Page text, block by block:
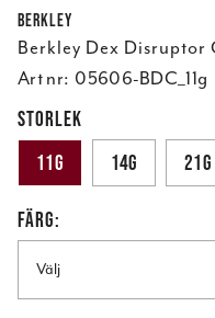
Berkley
Berkley Dex Disruptor
Art nr: 05606-BDC_11g
STORLEK
11g
14g 21g
FÄRG:
Välj